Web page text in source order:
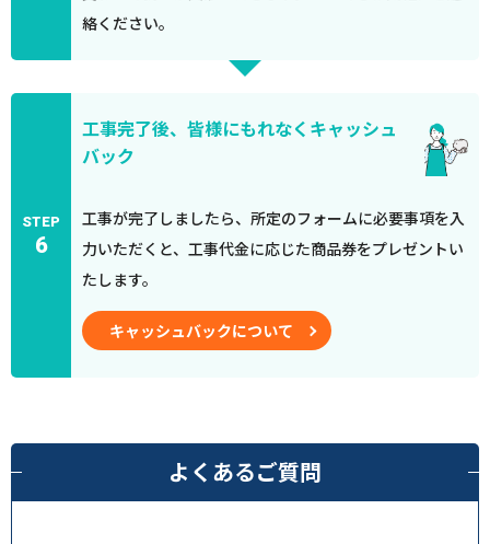
絡ください。
STEP
6
工事完了後、皆様にもれなくキャッシュ
バック
工事が完了しましたら、所定のフォームに必要事項を入
力いただくと、工事代金に応じた商品券をプレゼントい
たします。
キャッシュバックについて
よくあるご質問